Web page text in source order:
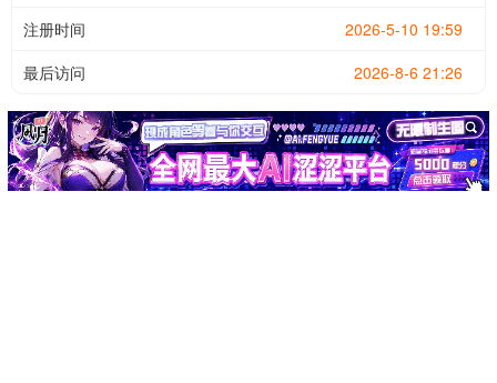
2026-5-10 19:59
注册时间
2026-8-6 21:26
最后访问